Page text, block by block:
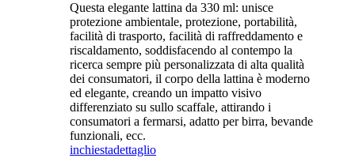
Questa elegante lattina da 330 ml: unisce
protezione ambientale, protezione, portabilità,
facilità di trasporto, facilità di raffreddamento e
riscaldamento, soddisfacendo al contempo la
ricerca sempre più personalizzata di alta qualità
dei consumatori, il corpo della lattina è moderno
ed elegante, creando un impatto visivo
differenziato su sullo scaffale, attirando i
consumatori a fermarsi, adatto per birra, bevande
funzionali, ecc.
inchiestadettaglio